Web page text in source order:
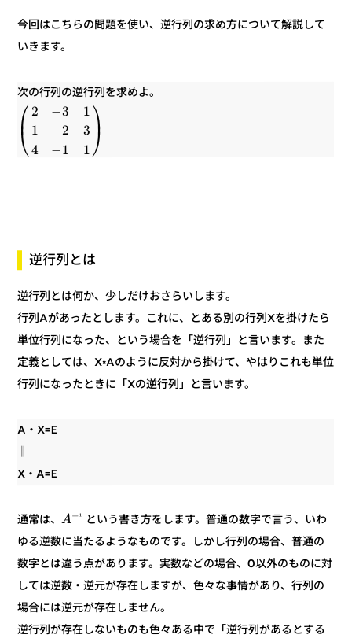
今回はこちらの問題を使い、逆行列の求め方について解説して
いきます。
次の行列の逆行列を求めよ。
⎛
⎝
⎜ 2
1
4
−3
−2
−1
1
3
1
⎞
⎠
⎟
逆行列とは
逆行列とは何か、少しだけおさらいします。
行列Aがあったとします。これに、とある別の行列Xを掛けたら
単位行列になった、という場合を「逆行列」と言います。また
定義としては、X×Aのように反対から掛けて、やはりこれも単位
行列になったときに「Xの逆行列」と言います。
A・X=E
X・A=E
通常は、A−¹ という書き方をします。普通の数字で言う、いわ
ゆる逆数に当たるようなものです。しかし行列の場合、普通の
数字とは違う点があります。実数などの場合、0以外のものに対
しては逆数・逆元が存在しますが、色々な事情があり、行列の
場合には逆元が存在しません。
逆行列が存在しないものも色々ある中で「逆行列があるとする